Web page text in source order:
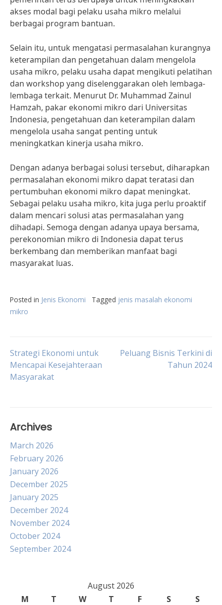
akses modal bagi pelaku usaha mikro melalui
berbagai program bantuan.
Selain itu, untuk mengatasi permasalahan kurangnya
keterampilan dan pengetahuan dalam mengelola
usaha mikro, pelaku usaha dapat mengikuti pelatihan
dan workshop yang diselenggarakan oleh lembaga-
lembaga terkait. Menurut Dr. Muhammad Zainul
Hamzah, pakar ekonomi mikro dari Universitas
Indonesia, pengetahuan dan keterampilan dalam
mengelola usaha sangat penting untuk
meningkatkan kinerja usaha mikro.
Dengan adanya berbagai solusi tersebut, diharapkan
permasalahan ekonomi mikro dapat teratasi dan
pertumbuhan ekonomi mikro dapat meningkat.
Sebagai pelaku usaha mikro, kita juga perlu proaktif
dalam mencari solusi atas permasalahan yang
dihadapi. Semoga dengan adanya upaya bersama,
perekonomian mikro di Indonesia dapat terus
berkembang dan memberikan manfaat bagi
masyarakat luas.
Posted in Jenis Ekonomi Tagged jenis masalah ekonomi
mikro
Post
navigation
Strategi Ekonomi untuk
Mencapai Kesejahteraan
Masyarakat
Peluang Bisnis Terkini di
Tahun 2024
Archives
March 2026
February 2026
January 2026
December 2025
January 2025
December 2024
November 2024
October 2024
September 2024
August 2026
M
T W T F S
S